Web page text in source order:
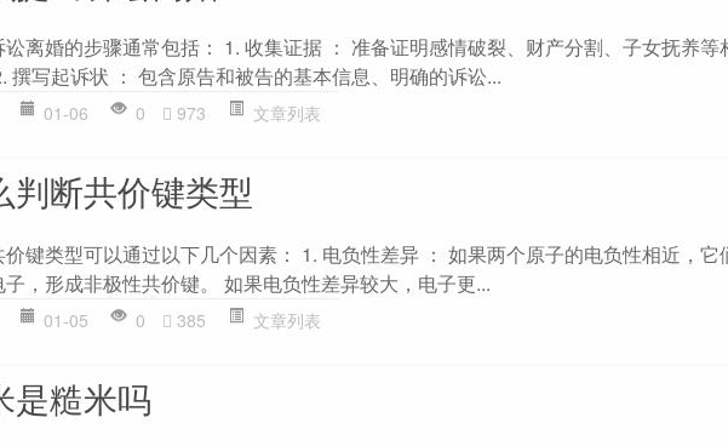
离婚的步骤通常包括： 1. 收集证据 ： 准备证明感情破裂、财产分割、子女抚养等
撰写起诉状 ： 包含原告和被告的基本信息、明确的诉讼...
01-06 0 973 文章列表
判断共价键类型
价键类型可以通过以下几个因素： 1. 电负性差异 ： 如果两个原子的电负性相近，它
，形成非极性共价键。 如果电负性差异较大，电子更...
01-05 0 385 文章列表
是糙米吗